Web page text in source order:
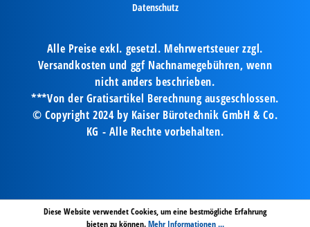
Datenschutz
Alle Preise exkl. gesetzl. Mehrwertsteuer zzgl.
Versandkosten und ggf Nachnamegebühren, wenn
nicht anders beschrieben.
***Von der Gratisartikel Berechnung ausgeschlossen.
© Copyright 2024 by Kaiser Bürotechnik GmbH & Co.
KG - Alle Rechte vorbehalten.
Diese Website verwendet Cookies, um eine bestmögliche Erfahrung
bieten zu können.Mehr Informationen ...